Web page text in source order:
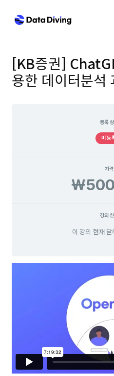
[KB증권]
용한 데이터분
등록
미등
가격
강의
이 강의 현재